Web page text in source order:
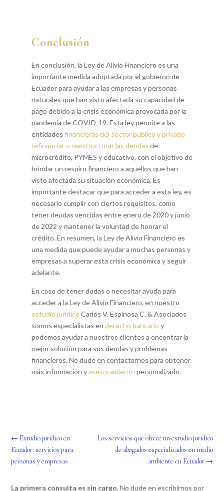
Conclusión
En conclusión, la Ley de Alivio Financiero es una
importante medida adoptada por el gobierno de
Ecuador para ayudar a las empresas y personas
naturales que han visto afectada su capacidad de
pago debido a la crisis económica provocada por la
pandemia de COVID-19. Esta ley permite a las
entidades financieras del sector público y privado
refinanciar o reestructurar las deudas de
microcrédito, PYMES y educativo, con el objetivo de
brindar un respiro financiero a aquellos que han
visto afectada su situación económica. Es
importante destacar que para acceder a esta ley, es
necesario cumplir con ciertos requisitos, como
tener deudas vencidas entre enero de 2020 y junio
de 2022 y mantener la voluntad de honrar el
crédito. En resumen, la Ley de Alivio Financiero es
una medida que puede ayudar a muchas personas y
empresas a superar esta crisis económica y seguir
adelante.
En caso de tener dudas o necesitar ayuda para
acceder a la Ley de Alivio Financiero, en nuestro
estudio jurídico Carlos V. Espinosa C. & Asociados
somos especialistas en derecho bancario y
podemos ayudar a nuestros clientes a encontrar la
mejor solución para sus deudas y problemas
financieros. No dude en contactarnos para obtener
más información yasesoramiento personalizado.
← Estudio jurídico en
Ecuador: servicios para
personas y empresas
Los servicios que ofrece un estudio jurídico
de abogados especializados en medio
ambiente en Ecuador→
La primera consulta es sin cargo.No dude en escribirnos por